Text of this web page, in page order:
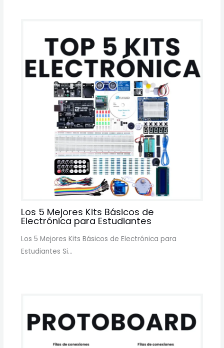
Los 5 Mejores Kits Básicos de
Electrónica para Estudiantes
Los 5 Mejores Kits Básicos de Electrónica para
Estudiantes Si…